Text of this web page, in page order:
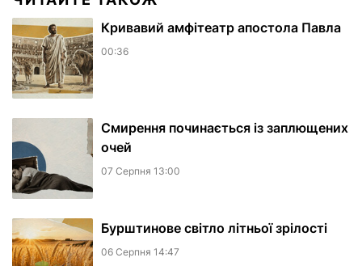
​Кривавий амфітеатр апостола Павла
00:36
Смирення починається із заплющених
очей
07 Серпня 13:00
Бурштинове світло літньої зрілості
06 Серпня 14:47